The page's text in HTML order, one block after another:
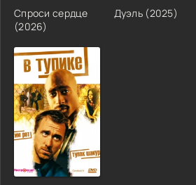
Спроси сердце
(2026)
Дуэль (2025)